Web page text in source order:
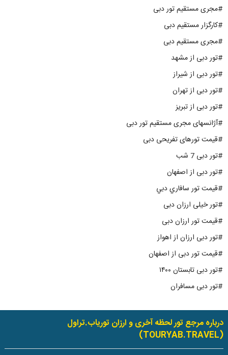
#مجری مستقیم تور دبی
#کارگزار مستقیم دبی
#مجری مستقیم دبی
#تور دبی از مشهد
#تور دبی از شیراز
#تور دبی از تهران
#تور دبی از تبریز
#آژانسهای مجری مستقیم تور دبی
#قیمت تورهای تفریحی دبی
#تور دبی 7 شب
#تور دبی از اصفهان
#قيمت تور سافاري دبي
#تور خیلی ارزان دبی
#قیمت تور ارزان دبی
#تور دبی ارزان از اهواز
#قیمت تور دبی از اصفهان
#تور دبی تابستان ۱۴۰۰
#تور دبی مسافران
درباره مرجع تور لحظه آخری و ارزان توریاب.تراول
(TOURYAB.TRAVEL)